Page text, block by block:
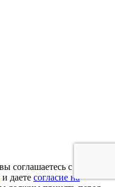
соглашаетесь с нашей
и даете согласие на